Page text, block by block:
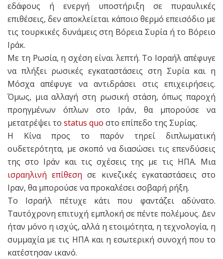
εδάφους ή ενεργή υποστήριξη σε πυραυλικές
επιθέσεις, δεν αποκλείεται κάποιο θερμό επεισόδιο με
τις τουρκικές δυνάμεις στη Βόρεια Συρία ή το Βόρειο
Ιράκ.
Με τη Ρωσία, η σχέση είναι λεπτή. Το Ισραήλ απέφυγε
να πλήξει ρωσικές εγκαταστάσεις στη Συρία και η
Μόσχα απέφυγε να αντιδράσει στις επιχειρήσεις.
Όμως, μια αλλαγή στη ρωσική στάση, όπως παροχή
προηγμένων όπλων στο Ιράν, θα μπορούσε να
μετατρέψει το status quo στο επίπεδο της Συρίας.
Η Κίνα προς το παρόν τηρεί διπλωματική
ουδετερότητα, με σκοπό να διασώσει τις επενδύσεις
της στο Ιράν και τις σχέσεις της με τις ΗΠΑ. Μια
ισραηλινή επίθεση σε κινεζικές εγκαταστάσεις στο
Ιραν, θα μπορούσε να προκαλέσει σοβαρή ρήξη.
Το Ισραήλ πέτυχε κάτι που φαντάζει αδύνατο.
Ταυτόχρονη επιτυχή εμπλοκή σε πέντε πολέμους. Δεν
ήταν μόνο η ισχύς, αλλά η ετοιμότητα, η τεχνολογία, η
συμμαχία με τις ΗΠΑ και η εσωτερική συνοχή που το
κατέστησαν ικανό.